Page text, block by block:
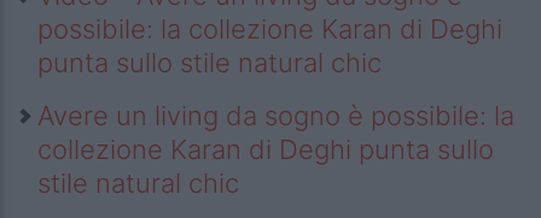
possibile: la collezione Karan di Deghi
punta sullo stile natural chic
Avere un living da sogno è possibile: la
collezione Karan di Deghi punta sullo
stile natural chic